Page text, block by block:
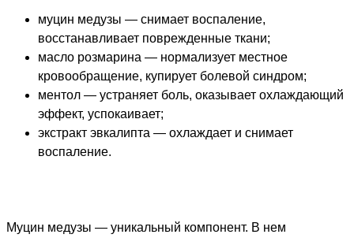
муцин медузы — снимает воспаление,
восстанавливает поврежденные ткани;
масло розмарина — нормализует местное
кровообращение, купирует болевой синдром;
ментол — устраняет боль, оказывает охлаждающий
эффект, успокаивает;
экстракт эвкалипта — охлаждает и снимает
воспаление.
Муцин медузы — уникальный компонент. В нем